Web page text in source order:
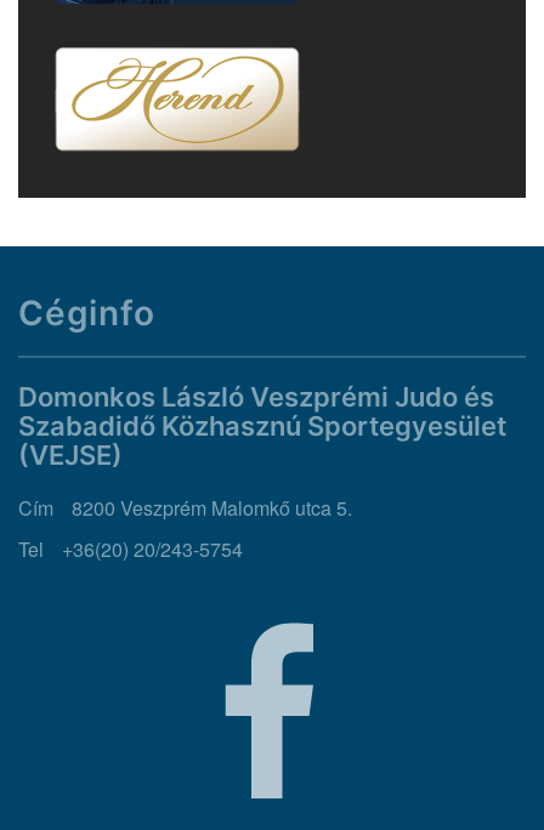
Céginfo
Domonkos László Veszprémi Judo és
Szabadidő Közhasznú Sportegyesület
(VEJSE)
Cím
8200 Veszprém Malomkő utca 5.
Tel
+36(20) 20/243-5754